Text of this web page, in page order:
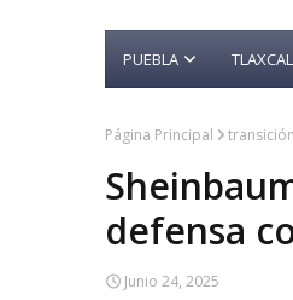
PUEBLA
Página Principal
defensa
Junio 24, 2025